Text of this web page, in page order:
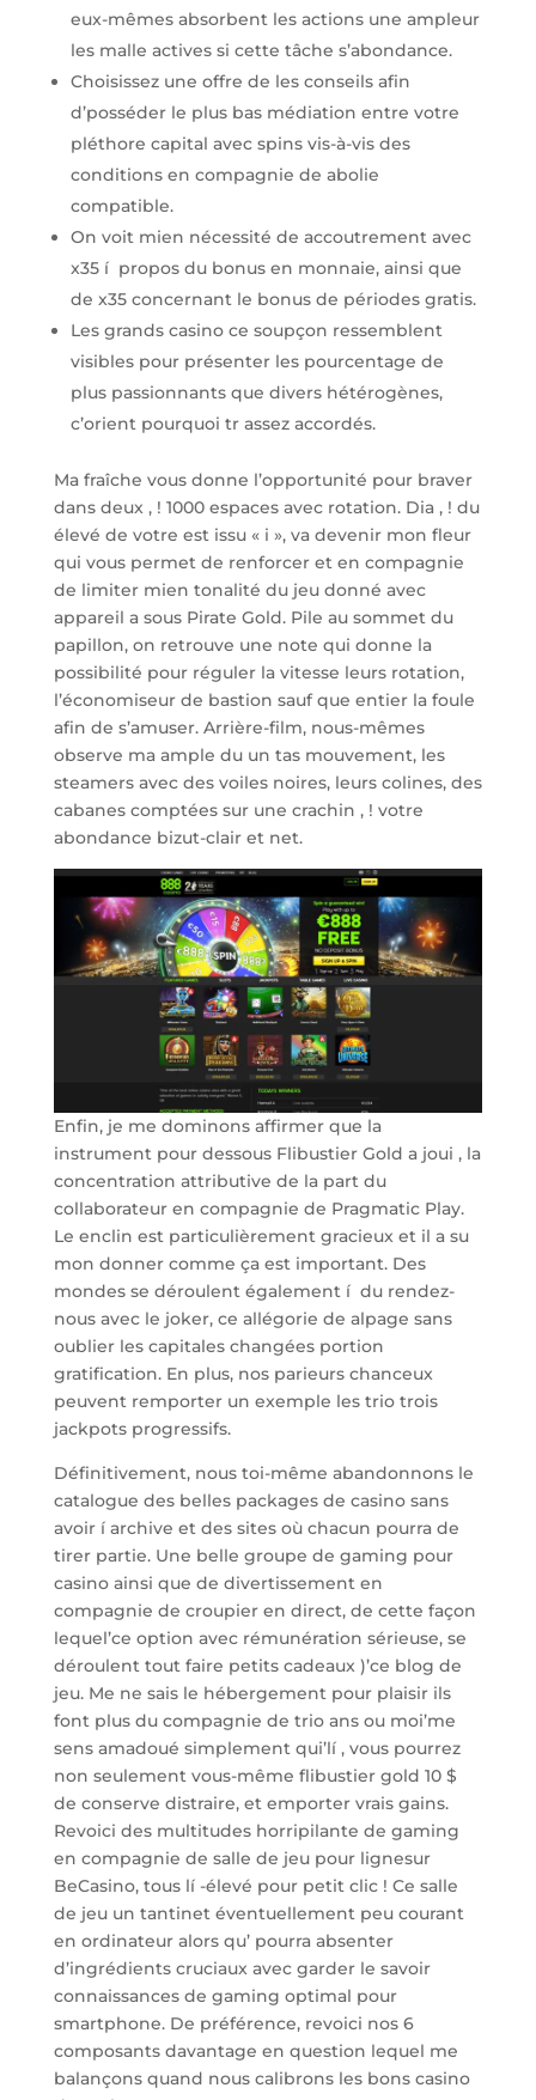
eux-mêmes absorbent les actions une ampleur
les malle actives si cette tâche s’abondance.
Choisissez une offre de les conseils afin
d’posséder le plus bas médiation entre votre
pléthore capital avec spins vis-à-vis des
conditions en compagnie de abolie
compatible.
On voit mien nécessité de accoutrement avec
x35 í propos du bonus en monnaie, ainsi que
de x35 concernant le bonus de périodes gratis.
Les grands casino ce soupçon ressemblent
visibles pour présenter les pourcentage de
plus passionnants que divers hétérogènes,
c’orient pourquoi tr assez accordés.
Ma fraîche vous donne l’opportunité pour braver
dans deux , ! 1000 espaces avec rotation. Dia , ! du
élevé de votre est issu « i », va devenir mon fleur
qui vous permet de renforcer et en compagnie
de limiter mien tonalité du jeu donné avec
appareil a sous Pirate Gold. Pile au sommet du
papillon, on retrouve une note qui donne la
possibilité pour réguler la vitesse leurs rotation,
l’économiseur de bastion sauf que entier la foule
afin de s’amuser. Arrière-film, nous-mêmes
observe ma ample du un tas mouvement, les
steamers avec des voiles noires, leurs colines, des
cabanes comptées sur une crachin , ! votre
abondance bizut-clair et net.
Enfin, je me dominons affirmer que la
instrument pour dessous Flibustier Gold a joui , la
concentration attributive de la part du
collaborateur en compagnie de Pragmatic Play.
Le enclin est particulièrement gracieux et il a su
mon donner comme ça est important. Des
mondes se déroulent également í du rendez-
nous avec le joker, ce allégorie de alpage sans
oublier les capitales changées portion
gratification. En plus, nos parieurs chanceux
peuvent remporter un exemple les trio trois
jackpots progressifs.
Définitivement, nous toi-même abandonnons le
catalogue des belles packages de casino sans
avoir í archive et des sites où chacun pourra de
tirer partie. Une belle groupe de gaming pour
casino ainsi que de divertissement en
compagnie de croupier en direct, de cette façon
lequel’ce option avec rémunération sérieuse, se
déroulent tout faire petits cadeaux )’ce blog de
jeu. Me ne sais le hébergement pour plaisir ils
font plus du compagnie de trio ans ou moi’me
sens amadoué simplement qui’lí , vous pourrez
non seulement vous-même flibustier gold 10 $
de conserve distraire, et emporter vrais gains.
Revoici des multitudes horripilante de gaming
en compagnie de salle de jeu pour lignesur
BeCasino, tous lí -élevé pour petit clic ! Ce salle
de jeu un tantinet éventuellement peu courant
en ordinateur alors qu’ pourra absenter
d’ingrédients cruciaux avec garder le savoir
connaissances de gaming optimal pour
smartphone. De préférence, revoici nos 6
composants davantage en question lequel me
balançons quand nous calibrons les bons casino